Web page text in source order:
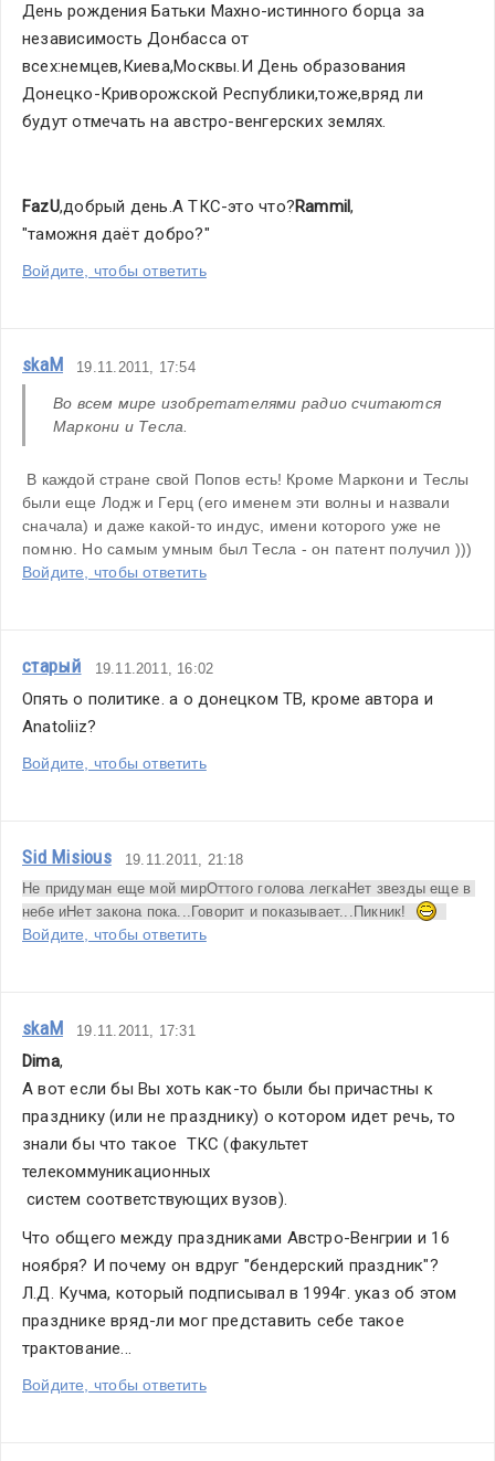
День рождения Батьки Махно-истинного борца за
независимость Донбасса от
всех:немцев,Киева,Москвы.И День образования
Донецко-Криворожской Республики,тоже,вряд ли
будут отмечать на австро-венгерских землях.
FazU,добрый день.А ТКС-это что?Rammil,
"таможня даёт добро?"
Войдите, чтобы ответить
skaM 19.11.2011, 17:54
Во всем мире изобретателями радио считаются
Маркони и Тесла.
В каждой стране свой Попов есть! Кроме Маркони и Теслы
были еще Лодж и Герц (его именем эти волны и назвали
сначала) и даже какой-то индус, имени которого уже не
помню. Но самым умным был Тесла - он патент получил )))
Войдите, чтобы ответить
старый 19.11.2011, 16:02
Опять о политике. а о донецком ТВ, кроме автора и
Anatoliiz?
Войдите, чтобы ответить
Sid Misious
19.11.2011, 21:18
Не придуман еще мой мирОттого голова легкаНет звезды еще в
небе иНет закона пока... Говорит и показывает...Пикник!
Войдите, чтобы ответить
skaM 19.11.2011, 17:31
Dima,
А вот если бы Вы хоть как-то были бы причастны к
празднику (или не празднику) о котором идет речь, то
знали бы что такое  ТКС (факультет
телекоммуникационных
систем соответствующих вузов).
Что общего между праздниками Австро-Венгрии и 16
ноября? И почему он вдруг "бендерский праздник"?
Л.Д. Кучма, который подписывал в 1994г. указ об этом
празднике вряд-ли мог представить себе такое
трактование...
Войдите, чтобы ответить